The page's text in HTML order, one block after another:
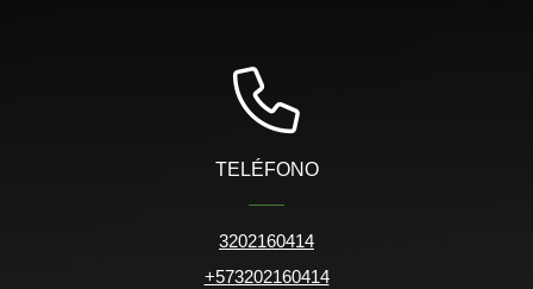
TELÉFONO
3202160414
+573202160414